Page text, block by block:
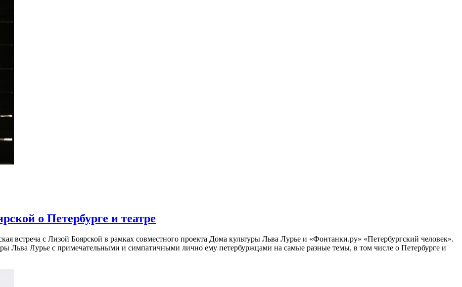
о Петербурге и театре
встреча с Лизой Боярской в рамках совместного проекта Дома культуры Льва Лурье и «Фонтанки.ру» «Петербургский человек».
Льва Лурье с примечательными и симпатичными лично ему петербуржцами на самые разные темы, в том числе о Петербурге и